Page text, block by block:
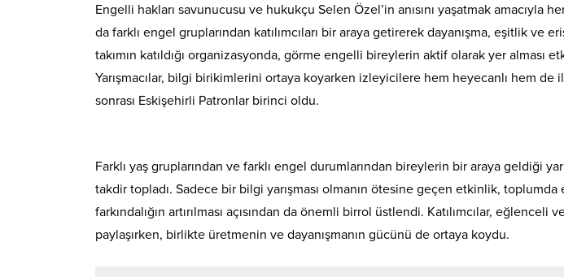
Engelli hakları savunucusu ve hukukçu Selen Özel’in anısını yaşatmak amacıyla
da farklı engel gruplarından katılımcıları bir araya getirerek dayanışma, eşitlik ve
takımın katıldığı organizasyonda, görme engelli bireylerin aktif olarak yer alması
Yarışmacılar, bilgi birikimlerini ortaya koyarken izleyicilere hem heyecanlı hem de
sonrası Eskişehirli Patronlar birinci oldu.
Farklı yaş gruplarından ve farklı engel durumlarından bireylerin bir araya geldiği
takdir topladı. Sadece bir bilgi yarışması olmanın ötesine geçen etkinlik,
farkındalığın artırılması açısından da önemli birrol üstlendi. Katılımcılar,
paylaşırken, birlikte üretmenin ve dayanışmanın gücünü de ortaya koydu.